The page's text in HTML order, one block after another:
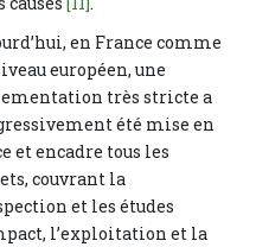
en France comme
européen, une
très stricte a
été mise en
et encadre tous les
couvrant la
et les études
l’exploitation et la